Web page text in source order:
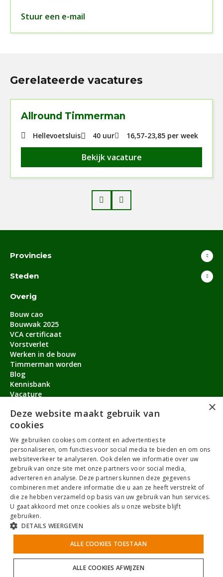
Stuur een e-mail
Gerelateerde vacatures
Allround Timmerman
Hellevoetsluis 40 uur 16,57-23,85 per week
Bekijk vacature
Prev
Provincies
Steden
Overig
Bouw cao
Bouwvak 2025
VCA certificaat
Vorstverlet
Werken in de bouw
Timmerman worden
Blog
Kennisbank
Vacature
Contact
Over ons
service@timmermanvacature.nl
088-7060802
Facebook
YoutubeLinkedInInstagram
Algemene VoorwaardenPrivacybeleid
AntidiscriminatiebeleidCookiesSitemapNoBrothers
© 2025 TimmermanVacature.nl
×
Deze website maakt gebruik van
cookies
We gebruiken cookies om content en advertenties te
personaliseren, om functies voor social media te bieden en om ons
websiteverkeer te analyseren. Ook delen we informatie over uw
gebruik van onze site met onze partners voor social media,
adverteren en analyse. Deze partners kunnen deze gegevens
combineren met andere informatie die u aan ze heeft verstrekt of
die ze hebben verzameld op basis van uw gebruik van hun services.
U gaat akkoord met onze cookies als u onze website blijft
gebruiken.
DETAILS WEERGEVEN
ALLE COOKIES TOESTAAN
ALLE COOKIES AFWIJZEN